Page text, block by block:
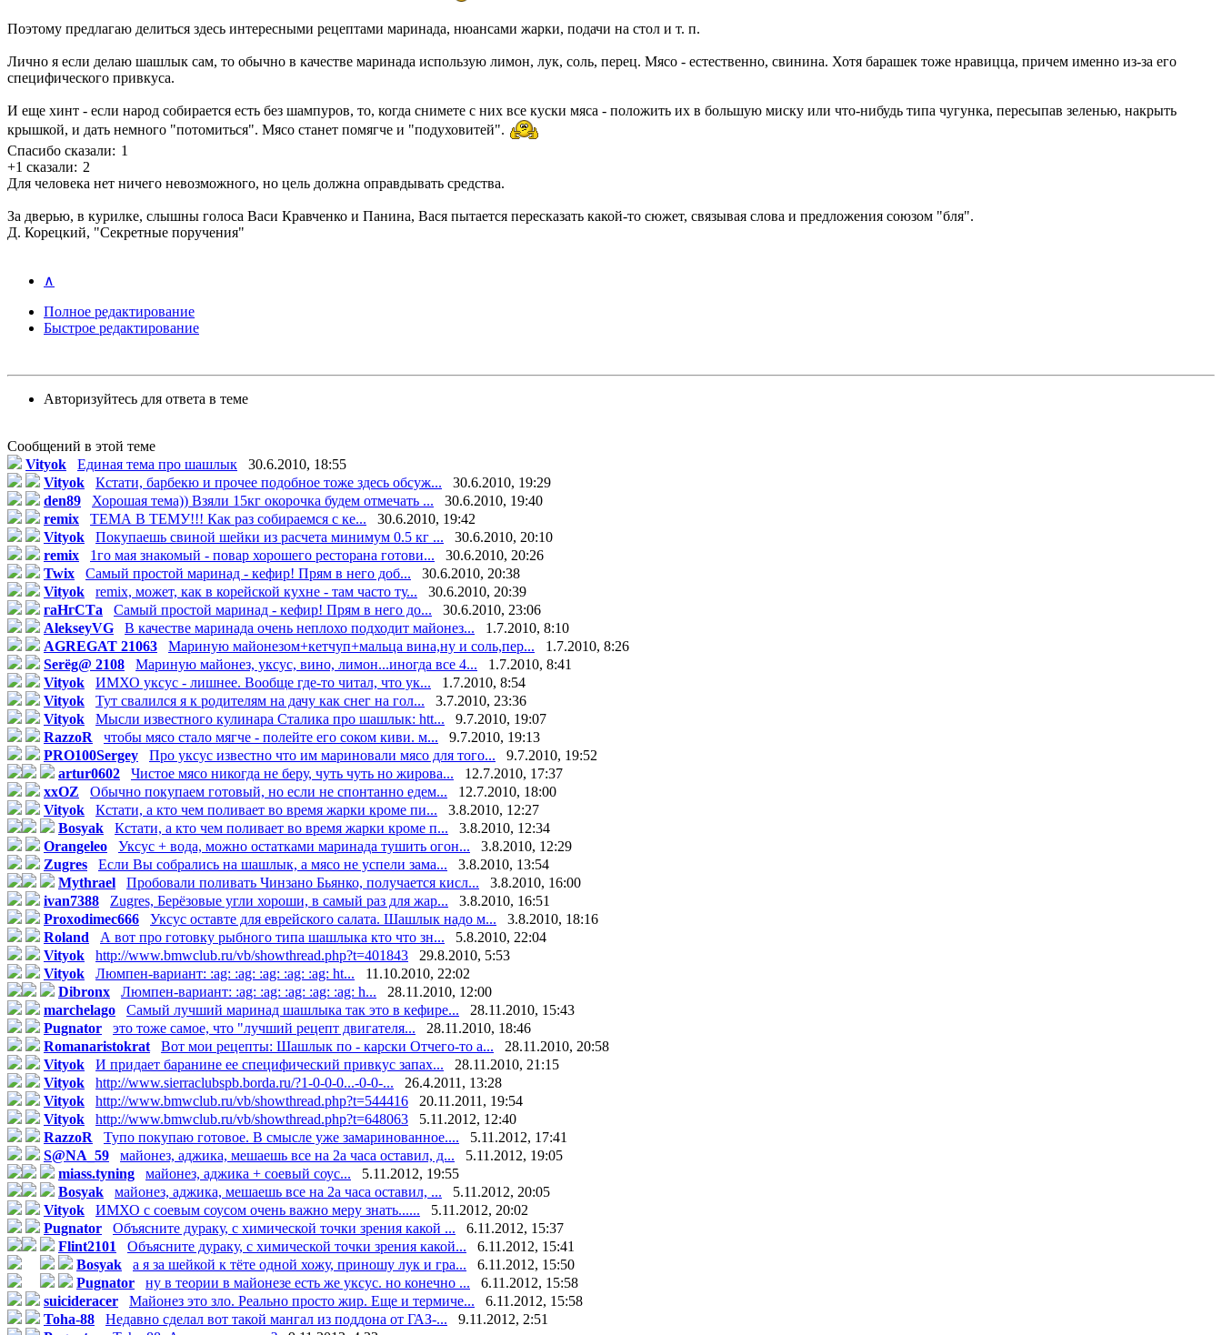
Поэтому предлагаю делиться здесь интересными рецептами маринада, нюансами жарки, подачи на стол и т. п.
Лично я если делаю шашлык сам, то обычно в качестве маринада использую лимон, лук, соль, перец. Мясо - естественно, свинина. Хотя барашек тоже нравицца, причем именно из-за его
специфического привкуса.
И еще хинт - если народ собирается есть без шампуров, то, когда снимете с них все куски мяса - положить их в большую миску или что-нибудь типа чугунка, пересыпав зеленью, накрыть
крышкой, и дать немного "потомиться". Мясо станет помягче и "подуховитей".
Спасибо сказали: 1
+1 сказали: 2
Для человека нет ничего невозможного, но цель должна оправдывать средства.
За дверью, в курилке, слышны голоса Васи Кравченко и Панина, Вася пытается пересказать какой-то сюжет, связывая слова и предложения союзом "бля".
Д. Корецкий, "Секретные поручения"
∧
Полное редактирование
Быстрое редактирование
Авторизуйтесь для ответа в теме
Сообщений в этой теме
Vityok
Единая тема про шашлык
30.6.2010, 18:55
Vityok
Кстати, барбекю и прочее подобное тоже здесь обсуж...
30.6.2010, 19:29
den89
Хорошая тема)) Взяли 15кг окорочка будем отмечать ...
30.6.2010, 19:40
remix
ТЕМА В ТЕМУ!!! Как раз собираемся с ке...
30.6.2010, 19:42
Vityok
Покупаешь свиной шейки из расчета минимум 0.5 кг ...
30.6.2010, 20:10
remix
1го мая знакомый - повар хорошего ресторана готови...
30.6.2010, 20:26
Twix
Самый простой маринад - кефир! Прям в него доб...
30.6.2010, 20:38
Vityok
remix, может, как в корейской кухне - там часто ту...
30.6.2010, 20:39
гаНгСТа
Самый простой маринад - кефир! Прям в него до...
30.6.2010, 23:06
AlekseyVG
В качестве маринада очень неплохо подходит майонез...
1.7.2010, 8:10
AGREGAT 21063
Мариную майонезом+кетчуп+мальца вина,ну и соль,пер...
1.7.2010, 8:26
Serёg@ 2108
Мариную майонез, уксус, вино, лимон...иногда все 4...
1.7.2010, 8:41
Vityok
ИМХО уксус - лишнее. Вообще где-то читал, что ук...
1.7.2010, 8:54
Vityok
Тут свалился я к родителям на дачу как снег на гол...
3.7.2010, 23:36
Vityok
Мысли известного кулинара Сталика про шашлык: htt...
9.7.2010, 19:07
RazzoR
чтобы мясо стало мягче - полейте его соком киви. м...
9.7.2010, 19:13
PRO100Sergey
Про уксус известно что им мариновали мясо для того...
9.7.2010, 19:52
artur0602
Чистое мясо никогда не беру, чуть чуть но жирова...
12.7.2010, 17:37
xxOZ
Обычно покупаем готовый, но если не спонтанно едем...
12.7.2010, 18:00
Vityok
Кстати, а кто чем поливает во время жарки кроме пи...
3.8.2010, 12:27
Bosyak
Кстати, а кто чем поливает во время жарки кроме п...
3.8.2010, 12:34
Orangeleo
Уксус + вода, можно остатками маринада тушить огон...
3.8.2010, 12:29
Zugres
Если Вы собрались на шашлык, а мясо не успели зама...
3.8.2010, 13:54
Mythrael
Пробовали поливать Чинзано Бьянко, получается кисл...
3.8.2010, 16:00
ivan7388
Zugres, Берёзовые угли хороши, в самый раз для жар...
3.8.2010, 16:51
Proxodimec666
Уксус оставте для еврейского салата. Шашлык надо м...
3.8.2010, 18:16
Roland
А вот про готовку рыбного типа шашлыка кто что зн...
5.8.2010, 22:04
Vityok
http://www.bmwclub.ru/vb/showthread.php?t=401843
29.8.2010, 5:53
Vityok
Люмпен-вариант: :ag: :ag: :ag: :ag: :ag: ht...
11.10.2010, 22:02
Dibronx
Люмпен-вариант: :ag: :ag: :ag: :ag: :ag: h...
28.11.2010, 12:00
marchelago
Самый лучший маринад шашлыка так это в кефире...
28.11.2010, 15:43
Pugnator
это тоже самое, что "лучший рецепт двигателя...
28.11.2010, 18:46
Romanaristokrat
Вот мои рецепты: Шашлык по - карски Отчего-то а...
28.11.2010, 20:58
Vityok
И придает баранине ее специфический привкус запах...
28.11.2010, 21:15
Vityok
http://www.sierraclubspb.borda.ru/?1-0-0-0...-0-0-...
26.4.2011, 13:28
Vityok
http://www.bmwclub.ru/vb/showthread.php?t=544416
20.11.2011, 19:54
Vityok
http://www.bmwclub.ru/vb/showthread.php?t=648063
5.11.2012, 12:40
RazzoR
Тупо покупаю готовое. В смысле уже замаринованное....
5.11.2012, 17:41
S@NA_59
майонез, аджика, мешаешь все на 2а часа оставил, д...
5.11.2012, 19:05
miass.tyning
майонез, аджика + соевый соус...
5.11.2012, 19:55
Bosyak
майонез, аджика, мешаешь все на 2а часа оставил, ...
5.11.2012, 20:05
Vityok
ИМХО с соевым соусом очень важно меру знать......
5.11.2012, 20:02
Pugnator
Объясните дураку, с химической точки зрения какой ...
6.11.2012, 15:37
Flint2101
Объясните дураку, с химической точки зрения какой...
6.11.2012, 15:41
Bosyak
а я за шейкой к тёте одной хожу, приношу лук и гра...
6.11.2012, 15:50
Pugnator
ну в теории в майонезе есть же уксус. но конечно ...
6.11.2012, 15:58
suicideracer
Майонез это зло. Реально просто жир. Еще и термиче...
6.11.2012, 15:58
Toha-88
Недавно сделал вот такой мангал из поддона от ГАЗ-...
9.11.2012, 2:51